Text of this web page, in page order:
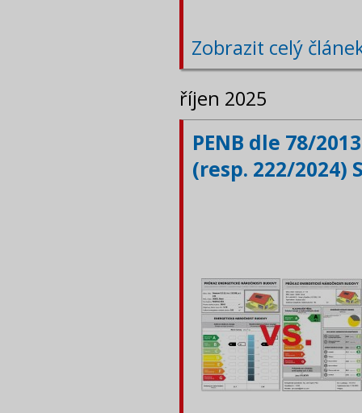
Zobrazit celý
říjen 2025
PENB dle 78/
(resp. 222/2024)